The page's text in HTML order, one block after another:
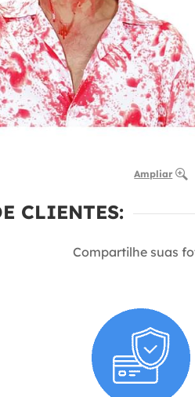
Ampliar
CLIENTES:
Compartilhe suas